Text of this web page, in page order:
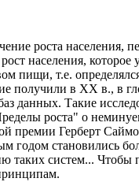
роста населения,
населения, которое
пищи, т.е.
получили в XX в., в
Такие
роста" о
премии Герберт
годом становились
таких систем... Чтобы